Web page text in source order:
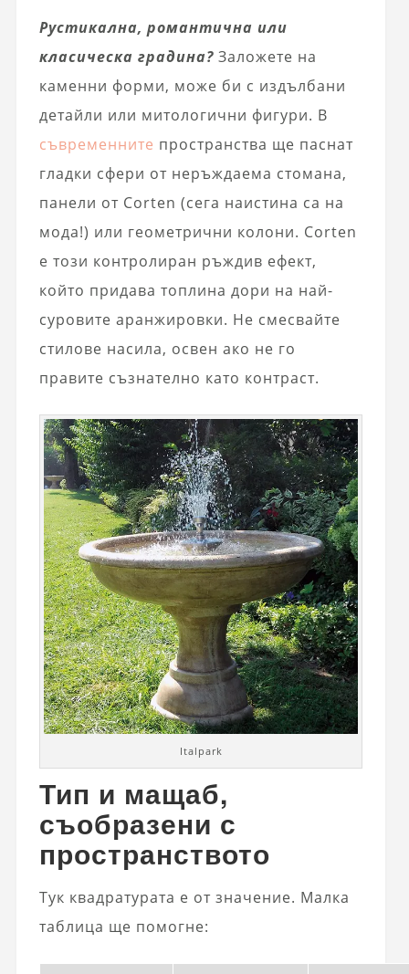
Рустикална, романтична или
класическа градина?Заложете на
каменни форми, може би с издълбани
детайли или митологични фигури. В
съвременните пространства ще паснат
гладки сфери от неръждаема стомана,
панели от Corten (сега наистина са на
мода!) или геометрични колони. Corten
е този контролиран ръждив ефект,
който придава топлина дори на най-
суровите аранжировки. Не смесвайте
стилове насила, освен ако не го
правите съзнателно като контраст.
Italpark
Тип и мащаб,
съобразени с
пространството
Тук квадратурата е от значение. Малка
таблица ще помогне: